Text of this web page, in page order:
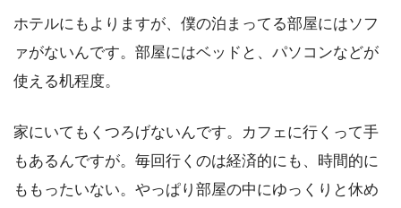
ホテルにもよりますが、僕の泊まってる部屋にはソフ
ァがないんです。部屋にはベッドと、パソコンなどが
使える机程度。
家にいてもくつろげないんです。カフェに行くって手
もあるんですが。毎回行くのは経済的にも、時間的に
ももったいない。やっぱり部屋の中にゆっくりと休め